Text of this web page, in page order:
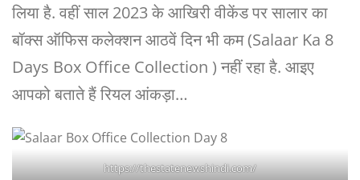
लिया है. वहीं साल 2023 के आखिरी वीकेंड पर सालार का
बॉक्स ऑफिस कलेक्शन आठवें दिन भी कम (Salaar Ka 8
Days Box Office Collection ) नहीं रहा है. आइए
आपको बताते हैं रियल आंकड़ा…
https://thestatenewshindi.com/